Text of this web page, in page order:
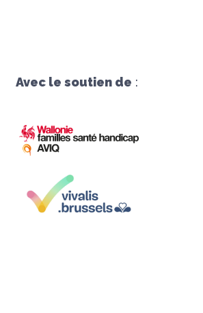
Avec le soutien de :